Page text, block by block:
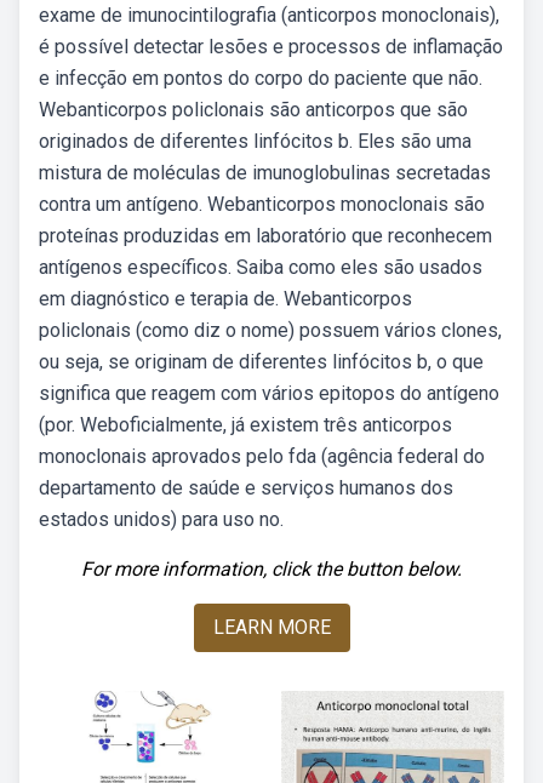
exame de imunocintilografia (anticorpos monoclonais),
é possível detectar lesões e processos de inflamação
e infecção em pontos do corpo do paciente que não.
Webanticorpos policlonais são anticorpos que são
originados de diferentes linfócitos b. Eles são uma
mistura de moléculas de imunoglobulinas secretadas
contra um antígeno. Webanticorpos monoclonais são
proteínas produzidas em laboratório que reconhecem
antígenos específicos. Saiba como eles são usados
em diagnóstico e terapia de. Webanticorpos
policlonais (como diz o nome) possuem vários clones,
ou seja, se originam de diferentes linfócitos b, o que
significa que reagem com vários epitopos do antígeno
(por. Weboficialmente, já existem três anticorpos
monoclonais aprovados pelo fda (agência federal do
departamento de saúde e serviços humanos dos
estados unidos) para uso no.
For more information, click the button below.
LEARN MORE